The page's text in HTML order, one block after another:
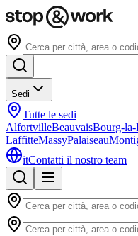
Sedi
Tutte le sedi
AlfortvilleBeauvaisBourg-la-
LaffitteMassyPalaiseau
itContatti il nostro team